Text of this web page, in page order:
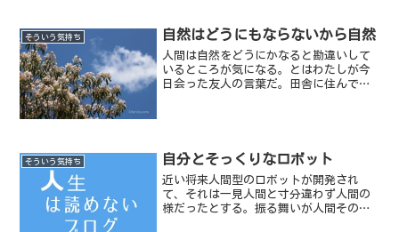
そういう気持ち 自然はどうにもならないから自然
人間は自然をどうにかなると勘違いして
いるところが気になる。とはわたしが今
日会った友人の言葉だ。田舎に住んでい
そういう気持ち 自分とそっくりなロボット
近い将来人間型のロボットが開発され
て、それは一見人間と寸分違わず人間の
様だったとする。振る舞いが人間そのも